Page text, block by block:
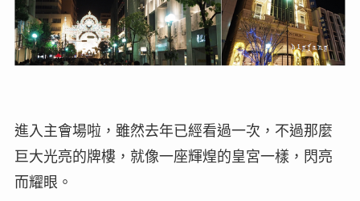
進入主會場啦，雖然去年已經看過一次，不過那麼
巨大光亮的牌樓，就像一座輝煌的皇宮一樣，閃亮
而耀眼。